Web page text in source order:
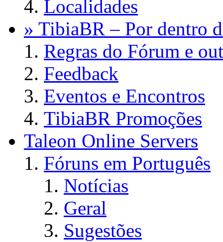
Localidades
» TibiaBR – Por dentro
Regras do Fórum e
Feedback
Eventos e Encontros
TibiaBR Promoções
Taleon Online Servers
Fóruns em Português
Notícias
Geral
Sugestões